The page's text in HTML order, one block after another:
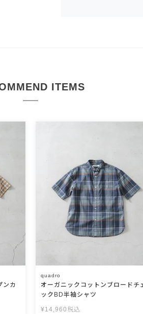
ITEMS
ンカ
quadro
オーガニックコットンブロードチ
ックBD半袖シャツ
¥14,960 税込